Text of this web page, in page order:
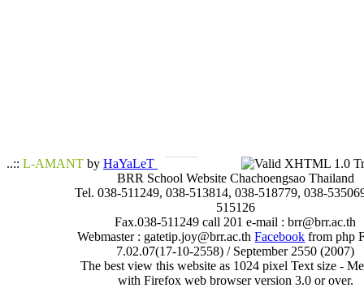
..:: L-AMANT by HaYaLeT
BRR School Website Chachoengsao Thailand
Tel. 038-511249, 038-513814, 038-518779, 038-
515126
Fax.038-511249 call 201 e-mail : brr@brr.ac.th
Webmaster : gatetip.joy@brr.ac.thFacebook from php
7.02.07(17-10-2558) / September 2550 (2007)
The best view this website as 1024 pixel Text size -
with Firefox web browser version 3.0 or over.